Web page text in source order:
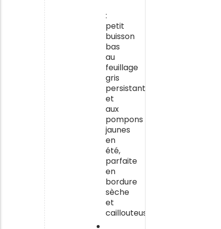
:
petit
buisson
bas
au
feuillage
gris
persistant
et
aux
pompons
jaunes
en
été,
parfaite
en
bordure
sèche
et
caillouteuse.